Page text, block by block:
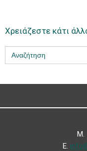
Χρειάζεστε κάτι
Search
for:
Μ.
Ε.